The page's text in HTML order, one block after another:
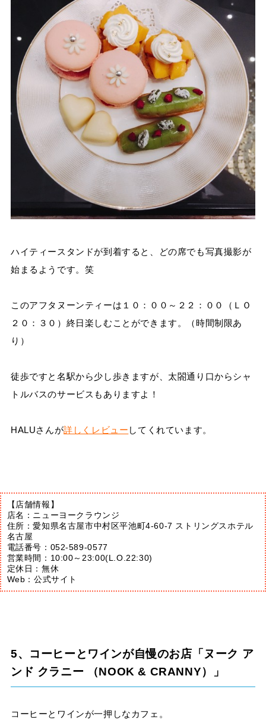
ハイティースタンドが到着すると、どの席でも写真撮影が
始まるようです。笑
このアフタヌーンティーは１０：００～２２：００（ＬＯ
２０：３０）終日楽しむことができます。（時間制限あ
り）
徒歩ですと名駅から少し歩きますが、太閤通り口からシャ
トルバスのサービスもありますよ！
HALUさんが詳しくレビュー してくれています。
【店舗情報】
店名：ニューヨークラウンジ
住所：愛知県名古屋市中村区平池町4-60-7 ストリングスホテル
名古屋
電話番号：052-589-0577
営業時間：10:00～23:00(L.O.22:30)
定休日：無休
Web： 公式サイト
5、コーヒーとワインが自慢のお店「ヌーク ア
ンド クラニー （NOOK & CRANNY）」
コーヒーとワインが一押しなカフェ。